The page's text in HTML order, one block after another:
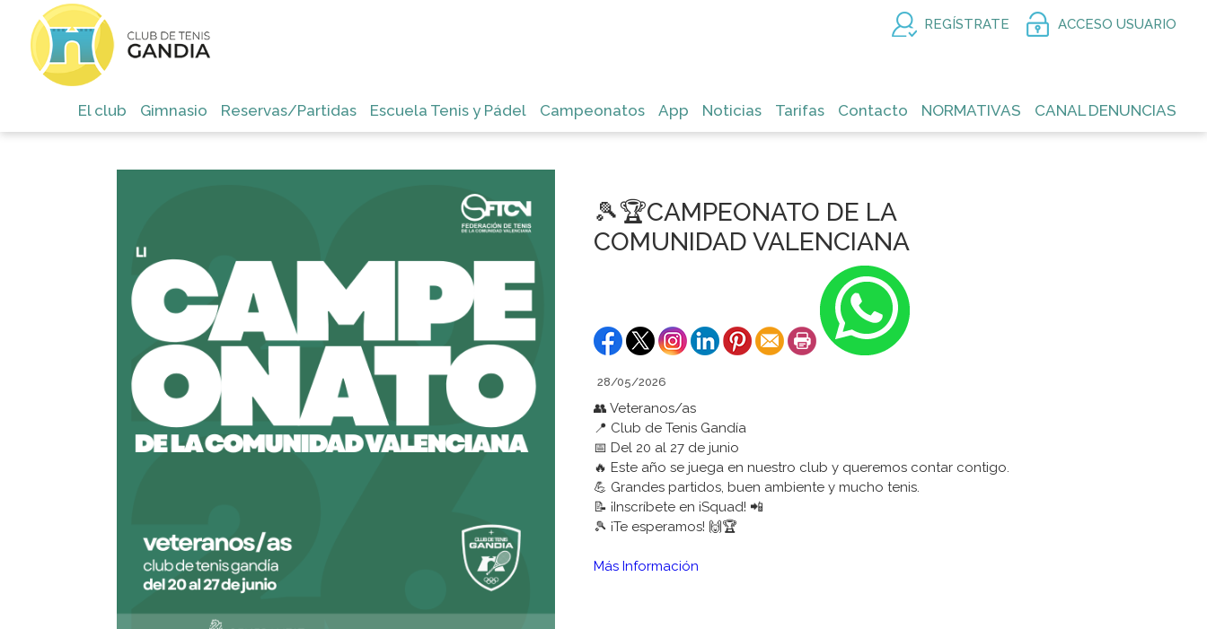
REGÍSTRATE ACCESO USUARIO
El club Gimnasio Reservas/Partidas Escuela Tenis y Pádel Campeonatos App Noticias Tarifas Contacto NORMATIVAS CANAL DENUNCIAS
🎾🏆CAMPEONATO DE LA
COMUNIDAD VALENCIANA
28/05/2026
👥 Veteranos/as
📍 Club de Tenis Gandía
📅 Del 20 al 27 de junio
🔥 Este año se juega en nuestro club y queremos contar contigo.
💪 Grandes partidos, buen ambiente y mucho tenis.
📝 ¡Inscríbete en iSquad! 📲
🎾 ¡Te esperamos! 🙌🏆
Más Información